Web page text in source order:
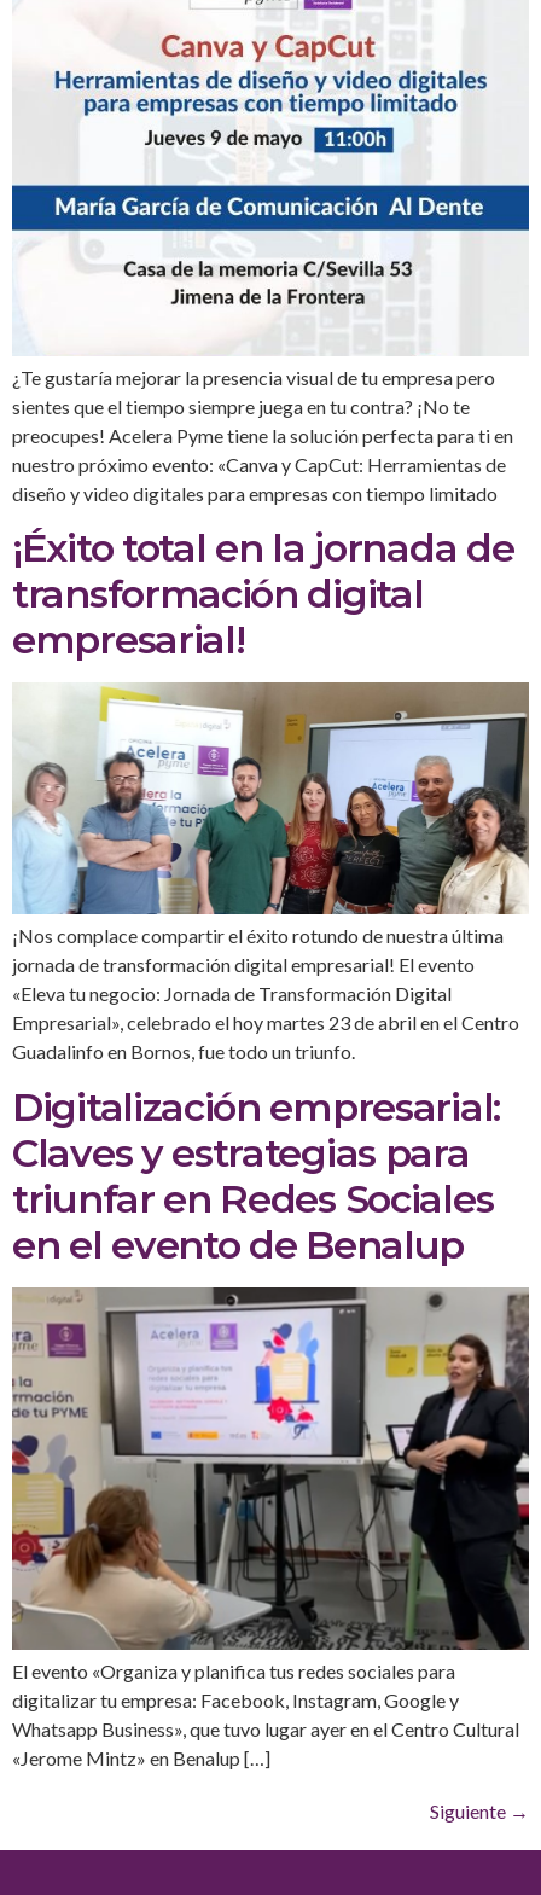
¿Te gustaría mejorar la presencia visual de tu empresa pero
sientes que el tiempo siempre juega en tu contra? ¡No te
preocupes! Acelera Pyme tiene la solución perfecta para ti en
nuestro próximo evento: «Canva y CapCut: Herramientas de
diseño y video digitales para empresas con tiempo limitado
¡Éxito total en la jornada de
transformación digital
empresarial!
¡Nos complace compartir el éxito rotundo de nuestra última
jornada de transformación digital empresarial! El evento
«Eleva tu negocio: Jornada de Transformación Digital
Empresarial», celebrado el hoy martes 23 de abril en el Centro
Guadalinfo en Bornos, fue todo un triunfo.
Digitalización empresarial:
Claves y estrategias para
triunfar en Redes Sociales
en el evento de Benalup
El evento «Organiza y planifica tus redes sociales para
digitalizar tu empresa: Facebook, Instagram, Google y
Whatsapp Business», que tuvo lugar ayer en el Centro Cultural
«Jerome Mintz» en Benalup […]
Siguiente →